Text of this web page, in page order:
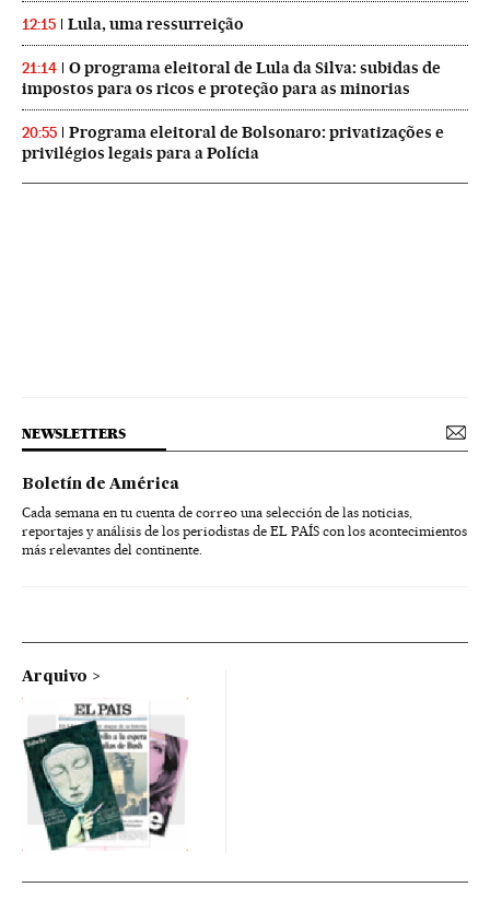
12:15 Lula, uma ressurreição
21:14
O programa eleitoral de Lula da Silva: subidas de
impostos para os ricos e proteção para as minorias
20:55
Programa eleitoral de Bolsonaro: privatizações e
privilégios legais para a Polícia
NEWSLETTERS
Boletín de América
Cada semana en tu cuenta de correo una selección de las noticias,
reportajes y análisis de los periodistas de EL PAÍS con los acontecimientos
más relevantes del continente.
Arquivo